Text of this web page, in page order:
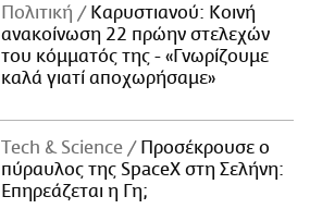
Πολιτική
Καρυστιανού: Κοινή
ανακοίνωση 22 πρώην στελεχών
του κόμματός της - «Γνωρίζουμε
καλά γιατί αποχωρήσαμε»
Τech & Science
Προσέκρουσε ο
πύραυλος της SpaceX στη Σελήνη:
Επηρεάζεται η Γη;